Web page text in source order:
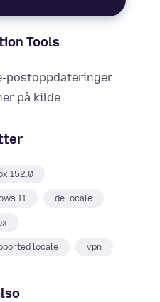
Tools
postoppdateringer
på kilde
152.0
11 de locale
locale vpn